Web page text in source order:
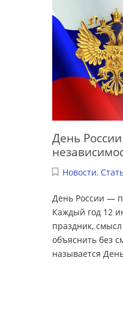
День
Новости,
День России —
Каждый год 12
праздник,
объяснить без
называется